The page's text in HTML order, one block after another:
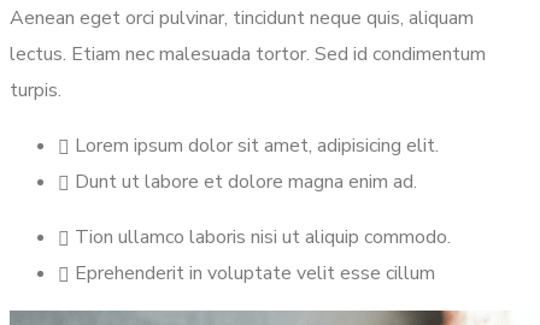
Aenean eget orci pulvinar, tincidunt neque quis, aliquam
lectus. Etiam nec malesuada tortor. Sed id condimentum
turpis.
Lorem ipsum dolor sit amet, adipisicing elit.
Dunt ut labore et dolore magna enim ad.
Tion ullamco laboris nisi ut aliquip commodo.
Eprehenderit in voluptate velit esse cillum